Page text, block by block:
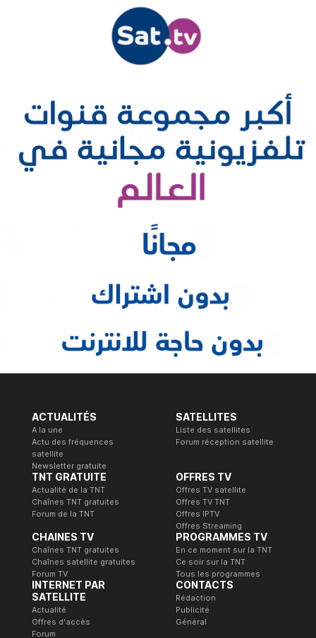
ACTUALITÉS
A la une
Actu des fréquences
satellite
Newsletter gratuite
SATELLITES
Liste des satellites
Forum réception satellite
TNT GRATUITE
Actualité de la TNT
Chaînes TNT gratuites
Forum de la TNT
OFFRES TV
Offres TV satellite
Offres TV TNT
Offres IPTV
Offres Streaming
CHAINES TV
Chaînes TNT gratuites
Chaînes satellite gratuites
Forum TV
PROGRAMMES TV
En ce moment sur la TNT
Ce soir sur la TNT
Tous les programmes
INTERNET PAR
SATELLITE
Actualité
Offres d'accès
Forum
CONTACTS
Rédaction
Publicité
Général